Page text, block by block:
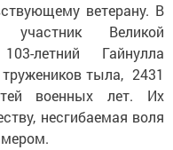
ветерану. В
Великой
летний Гайнулла
тыла, 2431
военных лет. Их
несгибаемая воля